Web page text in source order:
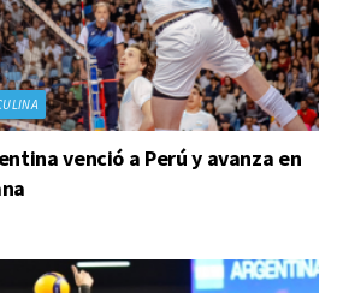
venció a Perú y avanza en